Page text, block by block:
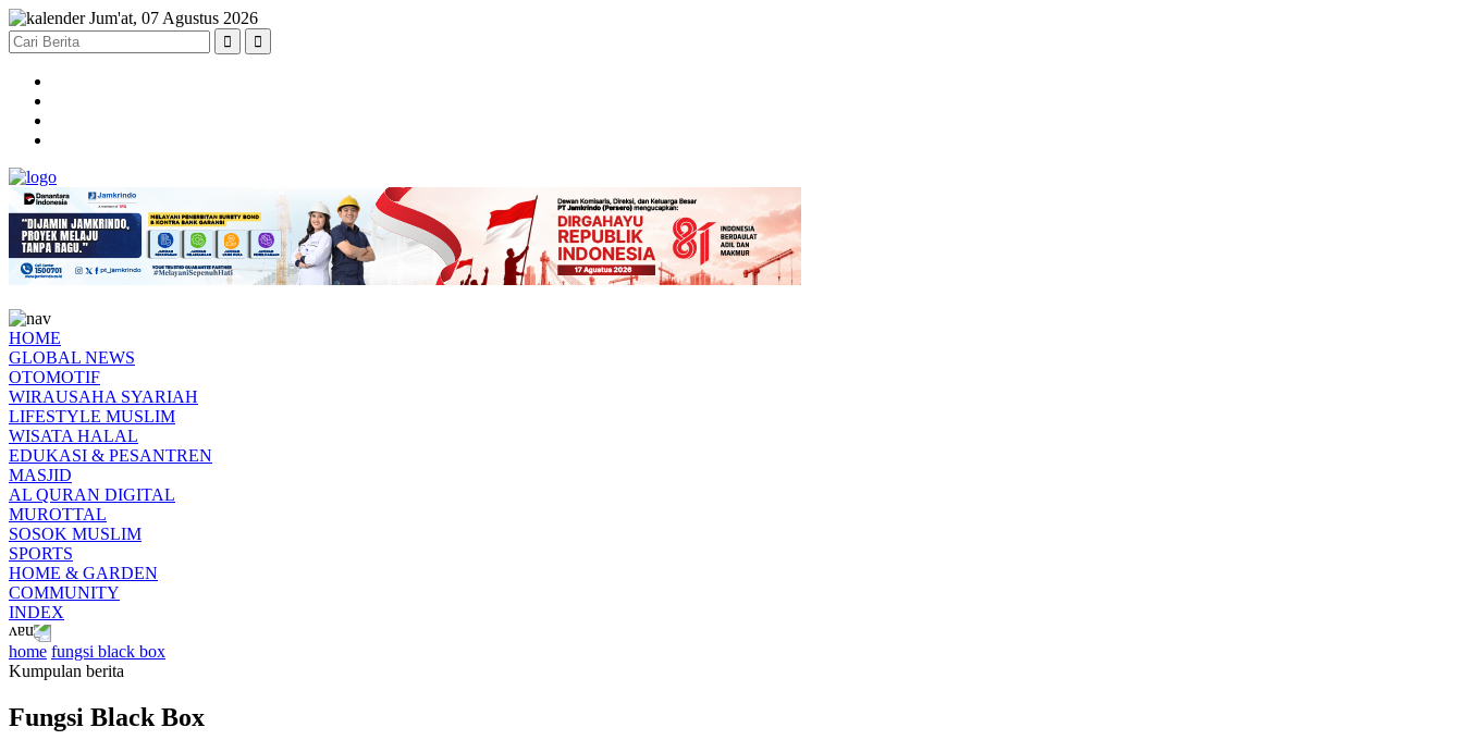
Jum'at, 07 Agustus 2026
HOME
GLOBAL NEWS
OTOMOTIF
WIRAUSAHA SYARIAH
LIFESTYLE MUSLIM
WISATA HALAL
EDUKASI & PESANTREN
MASJID
AL QURAN DIGITAL
MUROTTAL
SOSOK MUSLIM
SPORTS
HOME & GARDEN
COMMUNITY
INDEX
home fungsi black box
Kumpulan berita
Fungsi Black Box